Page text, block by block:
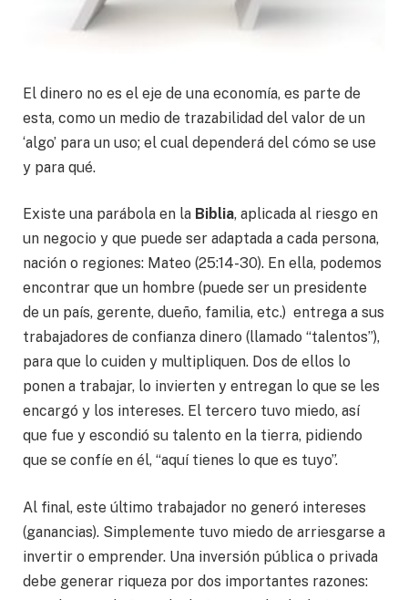
El dinero no es el eje de una economía, es parte de
esta, como un medio de trazabilidad del valor de un
‘algo’ para un uso; el cual dependerá del cómo se use
y para qué.
Existe una parábola en la Biblia, aplicada al riesgo en
un negocio y que puede ser adaptada a cada persona,
nación o regiones: Mateo (25:14-30). En ella, podemos
encontrar que un hombre (puede ser un presidente
de un país, gerente, dueño, familia, etc.) entrega a sus
trabajadores de confianza dinero (llamado “talentos”),
para que lo cuiden y multipliquen. Dos de ellos lo
ponen a trabajar, lo invierten y entregan lo que se les
encargó y los intereses. El tercero tuvo miedo, así
que fue y escondió su talento en la tierra, pidiendo
que se confíe en él, “aquí tienes lo que es tuyo”.
Al final, este último trabajador no generó intereses
(ganancias). Simplemente tuvo miedo de arriesgarse a
invertir o emprender. Una inversión pública o privada
debe generar riqueza por dos importantes razones: